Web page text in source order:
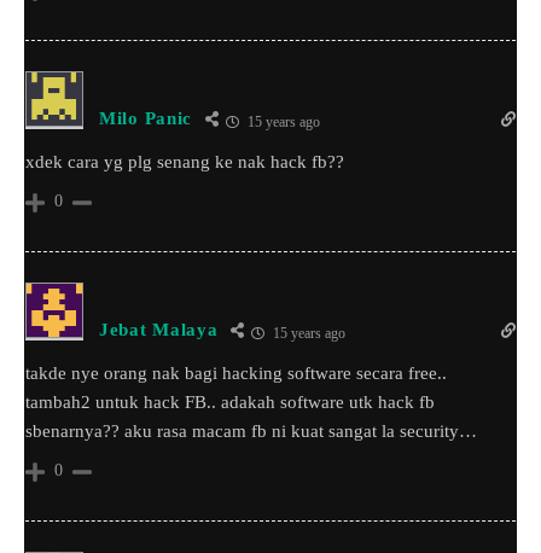
Milo Panic 15 years ago
xdek cara yg plg senang ke nak hack fb??
0
Jebat Malaya 15 years ago
takde nye orang nak bagi hacking software secara free..
tambah2 untuk hack FB.. adakah software utk hack fb
sbenarnya?? aku rasa macam fb ni kuat sangat la security…
0